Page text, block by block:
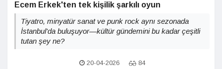
Ecem Erkek'ten tek kişilik şarkılı oyun
Tiyatro, minyatür sanat ve punk rock aynı sezonada
İstanbul'da buluşuyor—kültür gündemini bu kadar çeşitli
tutan şey ne?
20-04-2026 84